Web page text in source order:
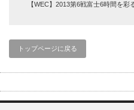
【WEC】2013第6戦富士6時間を彩
トップページに戻る